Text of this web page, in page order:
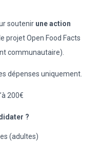
soutenir une action
projet Open Food Facts
communautaire).
dépenses uniquement.
200€
?
(adultes)